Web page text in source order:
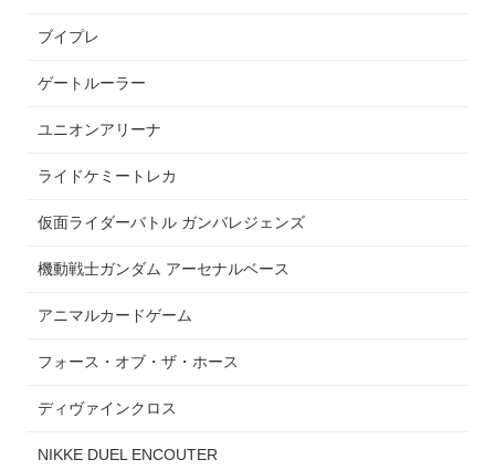
ブイプレ
ゲートルーラー
ユニオンアリーナ
ライドケミートレカ
仮面ライダーバトル ガンバレジェンズ
機動戦士ガンダム アーセナルベース
アニマルカードゲーム
フォース・オブ・ザ・ホース
ディヴァインクロス
NIKKE DUEL ENCOUTER